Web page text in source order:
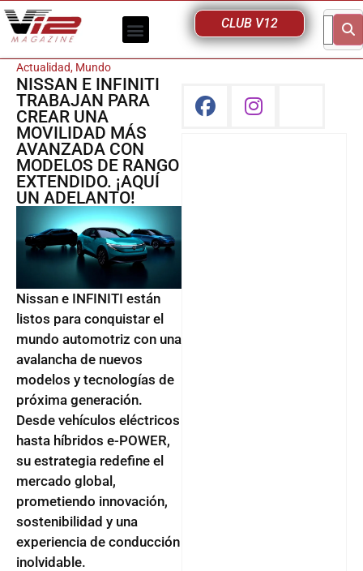
CLUB V12
Actualidad, Mundo
NISSAN E INFINITI
TRABAJAN PARA
CREAR UNA
MOVILIDAD MÁS
AVANZADA CON
MODELOS DE RANGO
EXTENDIDO. ¡AQUÍ
UN ADELANTO!
Nissan e INFINITI están
listos para conquistar el
mundo automotriz con una
avalancha de nuevos
modelos y tecnologías de
próxima generación.
Desde vehículos eléctricos
hasta híbridos e-POWER,
su estrategia redefine el
mercado global,
prometiendo innovación,
sostenibilidad y una
experiencia de conducción
inolvidable.